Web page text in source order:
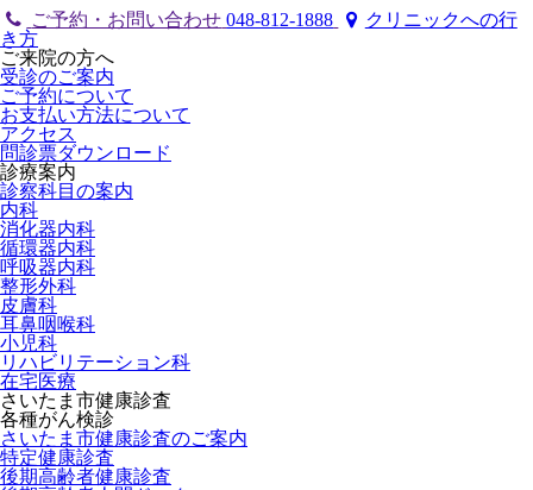
ご予約・お問い合わせ 048-812-1888
クリニックへの行
き方
ご来院の方へ
受診のご案内
ご予約について
お支払い方法について
アクセス
問診票ダウンロード
診療案内
診察科目の案内
内科
消化器内科
循環器内科
呼吸器内科
整形外科
皮膚科
耳鼻咽喉科
小児科
リハビリテーション科
在宅医療
さいたま市健康診査
各種がん検診
さいたま市健康診査のご案内
特定健康診査
後期高齢者健康診査